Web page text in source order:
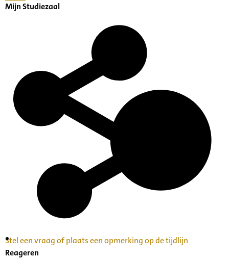
Inventaris Betekende partituren, geordend op
Mijn Studiezaal
Stel een vraag of plaats een opmerking op de tijdlijn
Reageren